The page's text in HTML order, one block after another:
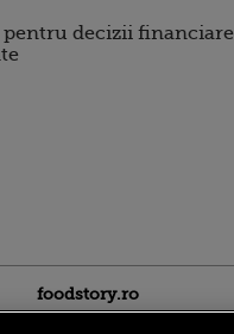
pentru decizii financiare
foodstory.ro